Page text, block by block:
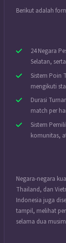
Berikut adalah
24 Negara
Selatan,
Sistem Poin
mengikuti
Durasi
match per
Sistem
komunitas,
Negara-negara
Thailand, dan
Indonesia juga
tampil, melihat
selama dua